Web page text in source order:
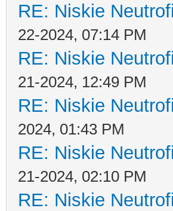
RE: Niskie
22-2024, 07:14 PM
RE: Niskie
21-2024, 12:49 PM
RE: Niskie
2024, 01:43 PM
RE: Niskie
21-2024, 02:10 PM
RE: Niskie